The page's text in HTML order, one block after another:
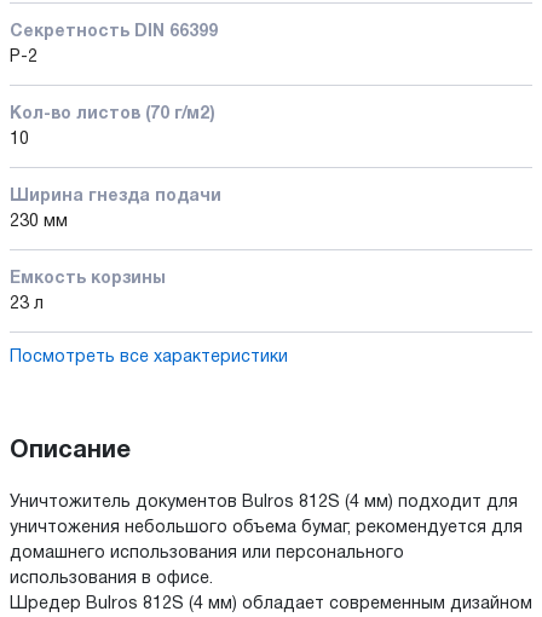
Секретность DIN 66399
P-2
Кол-во листов (70 г/м2)
10
Ширина гнезда подачи
230 мм
Емкость корзины
23 л
Посмотреть все характеристики
Описание
Уничтожитель документов Bulros 812S (4 мм) подходит для
уничтожения небольшого объема бумаг, рекомендуется для
домашнего использования или персонального
использования в офисе.
Шредер Bulros 812S (4 мм) обладает современным дизайном